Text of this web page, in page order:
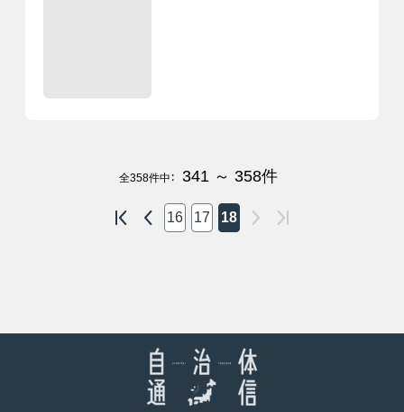
全358件中： 341 ～ 358件
16 17 18